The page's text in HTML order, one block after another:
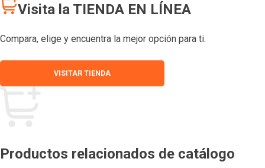
Visita la TIENDA EN LÍNEA
Compara, elige y encuentra la mejor opción para ti.
VISITAR TIENDA
Productos relacionados de catálogo